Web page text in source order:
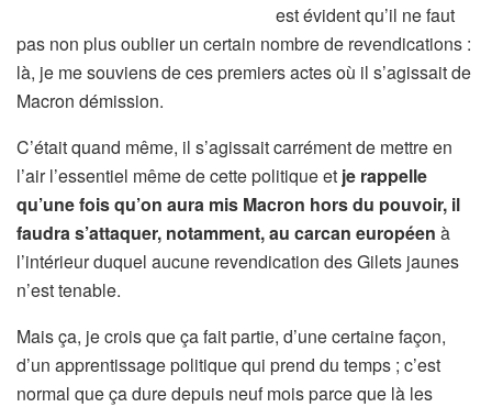
est évident qu’il ne faut
pas non plus oublier un certain nombre de revendications :
là, je me souviens de ces premiers actes où il s’agissait de
Macron démission.
C’était quand même, il s’agissait carrément de mettre en
l’air l’essentiel même de cette politique et je rappelle
qu’une fois qu’on aura mis Macron hors du pouvoir, il
faudra s’attaquer, notamment, au carcan européen à
l’intérieur duquel aucune revendication des Gilets jaunes
n’est tenable.
Mais ça, je crois que ça fait partie, d’une certaine façon,
d’un apprentissage politique qui prend du temps ; c’est
normal que ça dure depuis neuf mois parce que là les